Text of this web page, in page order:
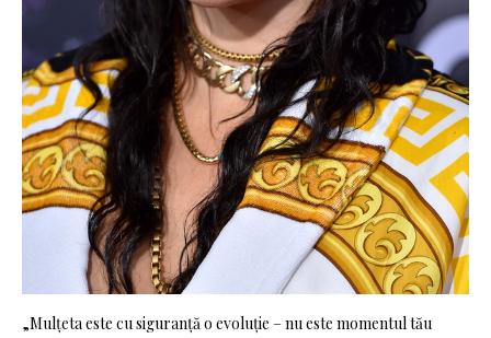
„Mulțeta este cu siguranță o evoluție – nu este momentul tău